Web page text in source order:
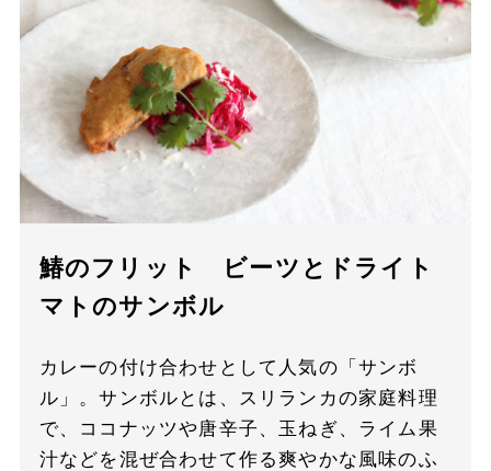
鰆のフリット ビーツとドライト
マトのサンボル
カレーの付け合わせとして人気の「サンボ
ル」。サンボルとは、スリランカの家庭料理
で、ココナッツや唐辛子、玉ねぎ、ライム果
汁などを混ぜ合わせて作る爽やかな風味のふ